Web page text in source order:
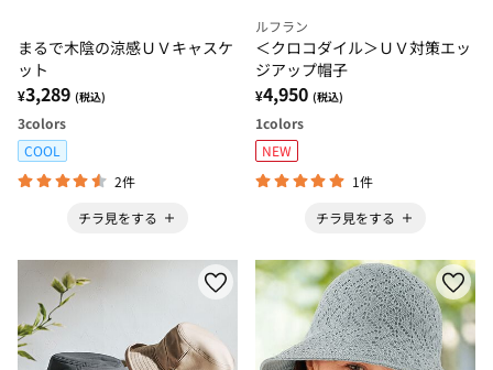
まるで木陰の涼感ＵＶキャスケ
ット
¥3,289 (税込)
3colors
COOL
2件
チラ見をする
ルフラン
＜クロコダイル＞ＵＶ対策エッ
ジアップ帽子
¥4,950 (税込)
1colors
NEW
1件
チラ見をする